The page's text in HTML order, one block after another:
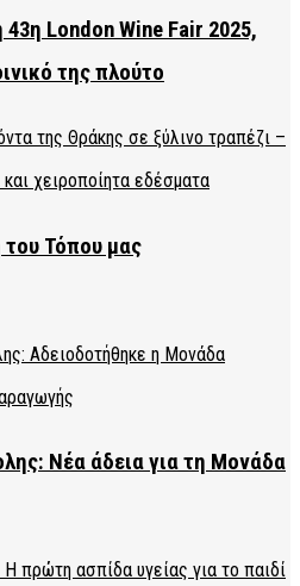
London Wine Fair 2025,
της πλούτο
του Τόπου μας
Νέα άδεια για τη Μονάδα